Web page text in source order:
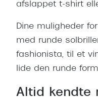
afslappet t-shirt
Dine muligheder
med runde
fashionista, til et
lide den runde
Altid kendte